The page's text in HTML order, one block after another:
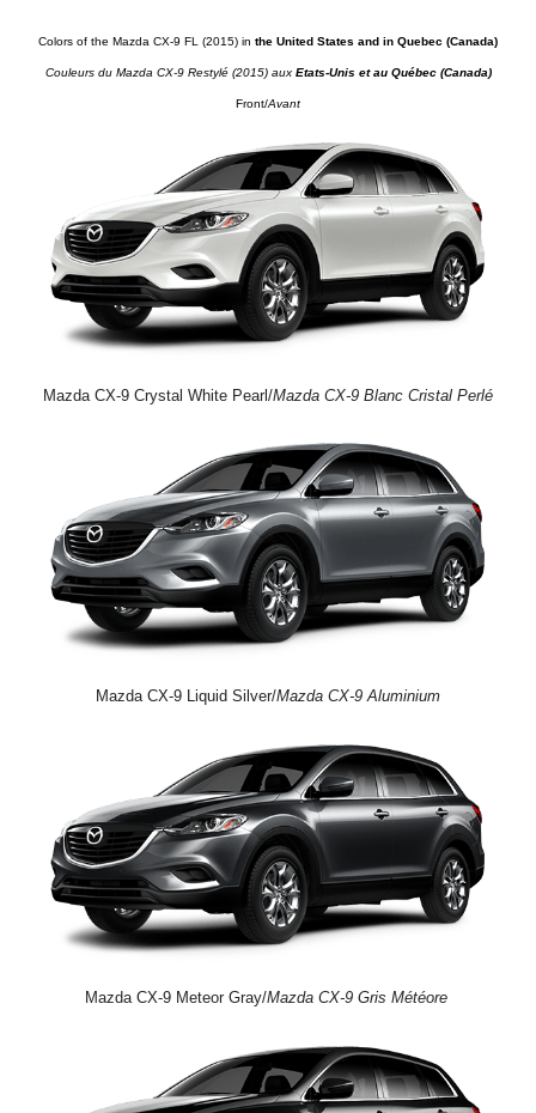
Colors of the Mazda CX-9 FL (2015) in the United States and in Quebec (Canada)
Couleurs du Mazda CX-9 Restylé (2015) aux Etats-Unis et au Québec (Canada)
Front/Avant
Mazda CX-9 Crystal White Pearl/Mazda CX-9 Blanc Cristal Perlé
Mazda CX-9 Liquid Silver/Mazda CX-9 Aluminium
Mazda CX-9 Meteor Gray/Mazda CX-9 Gris Météore